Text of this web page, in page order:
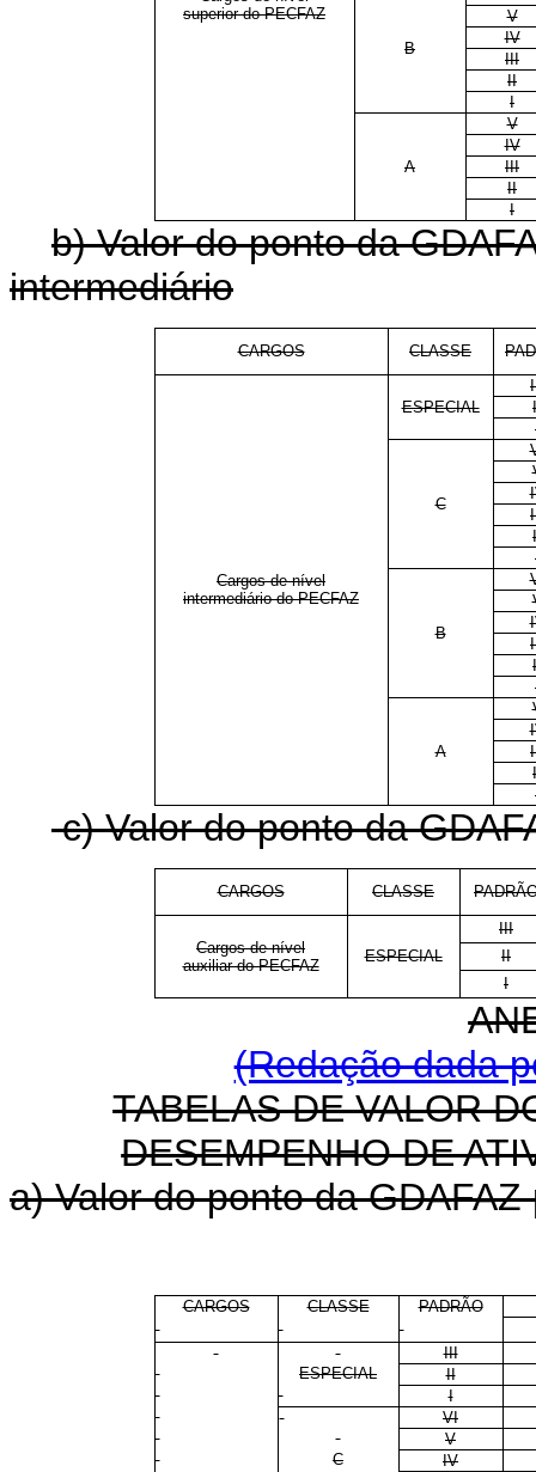
superior do PECFAZ
B
V
IV
III
II
I
A
V
IV
III
II
I
b) Valor do ponto da
intermediário
CARGOS CLASSE
Cargos de nível
intermediário do PECFAZ
ESPECIAL
C
B
A
c) Valor do ponto da
CARGOS CLASSE
Cargos de nível
auxiliar do PECFAZ
ESPECIAL
III
II
I
(Redação dada
TABELAS DE VALOR
DESEMPENHO DE
a) Valor do ponto da
CARGOS CLASSE PADRÃO
III
ESPECIAL
II
I
VI
V
C
IV